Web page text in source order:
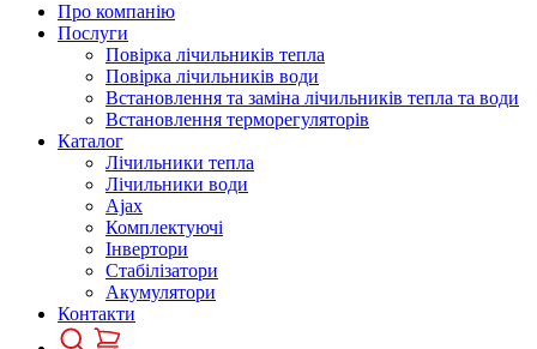
Про компанію
Послуги
Повірка лічильників тепла
Повірка лічильників води
Встановлення та заміна лічильників тепла та води
Встановлення терморегуляторів
Каталог
Лічильники тепла
Лічильники води
Ajax
Комплектуючі
Інвертори
Стабілізатори
Акумулятори
Контакти